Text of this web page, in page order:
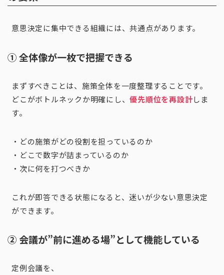
意思決定に集中できる組織には、共通点があります。
① 全体像が一枚で把握できる
まずすべきことは、施策全体を一度整理することです。
どこがボトルネックか明確にし、優先順位を再設計しま
す。
・どの施策がどの役割を担っているのか
・どこで数字が詰まっているのか
・次に何を打つべきか
これが即答できる状態になると、迷いが少ない意思決定
ができます。
② 会議が”前に進める場”として機能している
定例会議を、